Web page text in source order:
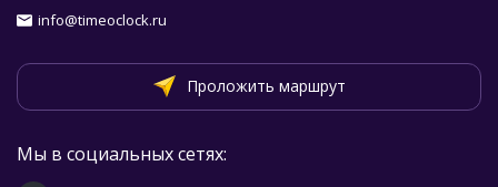
info@timeoclock.ru
Проложить маршрут
Мы в социальных сетях: